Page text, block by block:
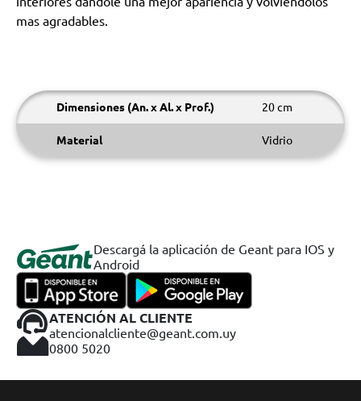
mas agradables.
Dimensiones (An. x Al. x Prof.) 20 cm
Material Vidrio
Descargá la aplicación de Geant para IOS y
Android
ATENCIÓN AL CLIENTE
atencionalcliente@geant.com.uy
0800 5020